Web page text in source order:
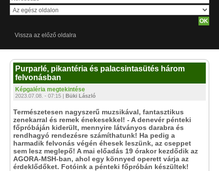
Vissza az előző oldalra
Purparlé, pikantéria és palacsintasütés három
felvonásban
Képgaléria megtekintése
2023.07.08. - 07:15 | Büki László
Természetesen nagyszerű muzsikával, fantasztikus
zenekarral és remek énekesekkel! - A denevér pénteki
főpróbáján kiderült, mennyire látványos darabra és
rendhagyó rendezésre számíthatunk! Ha pedig a
harmadik felvonás végén éhesek leszünk, az cseppet
sem lesz meglepő! A mai előadás 19 órakor kezdődik az
AGORA-MSH-ban, ahol egy könnyed operett várja az
érdeklődőket. Fotóink a pénteki főpróbán készültek!